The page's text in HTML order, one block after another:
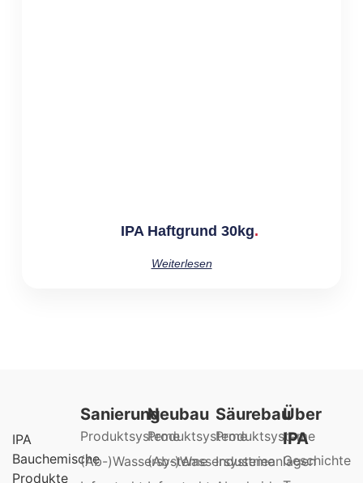
IPA Haftgrund 30kg
Weiterlesen
IPA
Bauchemische
Produkte
Sanierung
Produktsysteme
(Ab-)Wassersysteme
Neubau
Produktsysteme
(Ab-)Wassersysteme
Säurebau
Produktsysteme
Industrieanlagen
Über
IPA
Geschichte